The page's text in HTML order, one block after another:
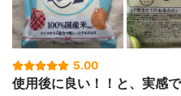
5.00
使用後に良い！！と、実感で